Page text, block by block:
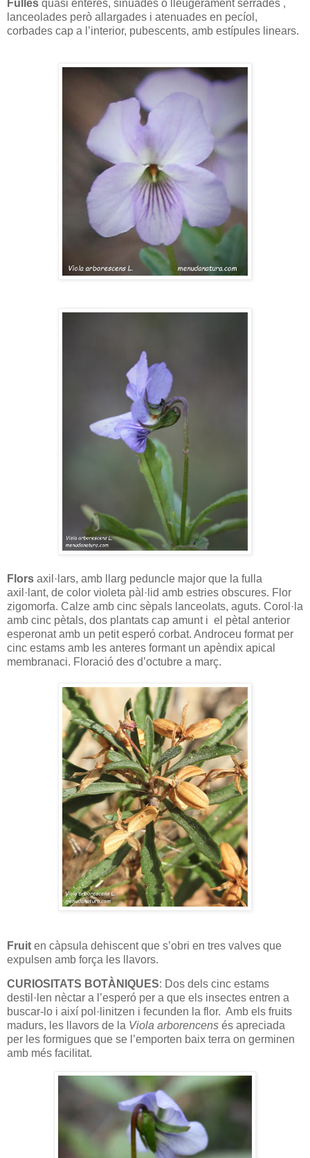
Fulles quasi enteres, sinuades o lleugerament serrades ,
lanceolades però allargades i atenuades en pecíol,
corbades cap a l’interior, pubescents, amb estípules linears.
Flors axil·lars, amb llarg peduncle major que la fulla
axil·lant, de color violeta pàl·lid amb estries obscures. Flor
zigomorfa. Calze amb cinc sèpals lanceolats, aguts. Corol·la
amb cinc pètals, dos plantats cap amunt i el pètal anterior
esperonat amb un petit esperó corbat. Androceu format per
cinc estams amb les anteres formant un apèndix apical
membranaci. Floració des d’octubre a març.
Fruit en càpsula dehiscent que s’obri en tres valves que
expulsen amb força les llavors.
CURIOSITATS BOTÀNIQUES: Dos dels cinc estams
destil·len nèctar a l’esperó per a que els insectes entren a
buscar-lo i així pol·linitzen i fecunden la flor. Amb els fruits
madurs, les llavors de la Viola arborencens és apreciada
per les formigues que se l’emporten baix terra on germinen
amb més facilitat.